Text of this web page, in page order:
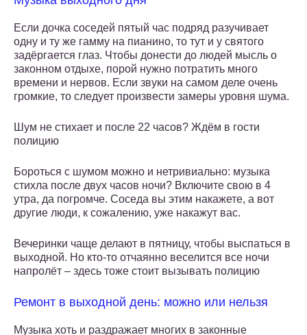
Если дочка соседей пятый час подряд разучивает
одну и ту же гамму на пианино, то тут и у святого
задёргается глаз. Чтобы донести до людей мысль о
законном отдыхе, порой нужно потратить много
времени и нервов. Если звуки на самом деле очень
громкие, то следует произвести замеры уровня шума.
Шум не стихает и после 22 часов? Ждём в гости
полицию
Бороться с шумом можно и нетривиально: музыка
стихла после двух часов ночи? Включите свою в 4
утра, да погромче. Соседа вы этим накажете, а вот
другие люди, к сожалению, уже накажут вас.
Вечеринки чаще делают в пятницу, чтобы выспаться в
выходной. Но кто-то отчаянно веселится все ночи
напролёт – здесь тоже стоит вызывать полицию
Ремонт в выходной день: можно или нельзя
Музыка хоть и раздражает многих в законные